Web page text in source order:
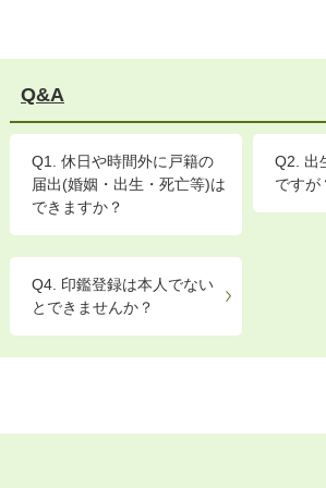
Q&A
Q1. 休日や時間外に戸籍の
届出(婚姻・出生・死亡等)は
できますか？
Q2. 出
ですが
Q4. 印鑑登録は本人でない
とできませんか？